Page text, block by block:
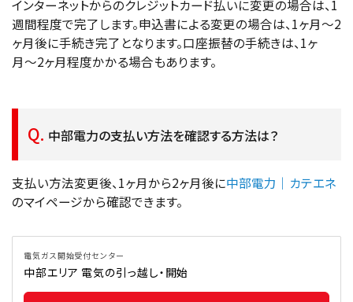
インターネットからのクレジットカード払いに変更の場合は、1
週間程度で完了します。申込書による変更の場合は、1ヶ月〜2
ヶ月後に手続き完了となります。口座振替の手続きは、1ヶ
月〜2ヶ月程度かかる場合もあります。
中部電力の支払い方法を確認する方法は？
支払い方法変更後、1ヶ月から2ヶ月後に中部電力｜カテエネ
のマイページから確認できます。
電気ガス開始受付センター
中部エリア 電気の引っ越し・開始